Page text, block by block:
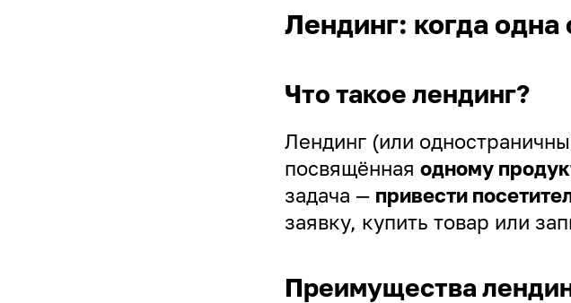
Лендинг: когда
Что такое лендинг?
Лендинг (или
посвящённая одному
задача — привести
заявку, купить товар или
Преимущества